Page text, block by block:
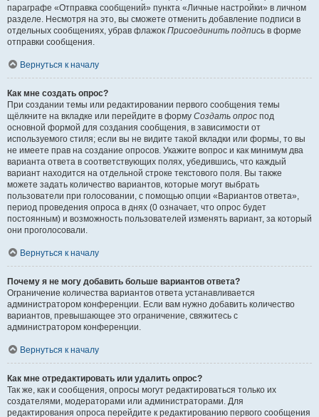
параграфе «Отправка сообщений» пункта «Личные настройки» в личном
разделе. Несмотря на это, вы сможете отменить добавление подписи в
отдельных сообщениях, убрав флажок Присоединить подпись в форме
отправки сообщения.
Вернуться к началу
Как мне создать опрос?
При создании темы или редактировании первого сообщения темы
щёлкните на вкладке или перейдите в форму Создать опрос под
основной формой для создания сообщения, в зависимости от
используемого стиля; если вы не видите такой вкладки или формы, то вы
не имеете прав на создание опросов. Укажите вопрос и как минимум два
варианта ответа в соответствующих полях, убедившись, что каждый
вариант находится на отдельной строке текстового поля. Вы также
можете задать количество вариантов, которые могут выбрать
пользователи при голосовании, с помощью опции «Вариантов ответа»,
период проведения опроса в днях (0 означает, что опрос будет
постоянным) и возможность пользователей изменять вариант, за который
они проголосовали.
Вернуться к началу
Почему я не могу добавить больше вариантов ответа?
Ограничение количества вариантов ответа устанавливается
администратором конференции. Если вам нужно добавить количество
вариантов, превышающее это ограничение, свяжитесь с
администратором конференции.
Вернуться к началу
Как мне отредактировать или удалить опрос?
Так же, как и сообщения, опросы могут редактироваться только их
создателями, модераторами или администраторами. Для
редактирования опроса перейдите к редактированию первого сообщения